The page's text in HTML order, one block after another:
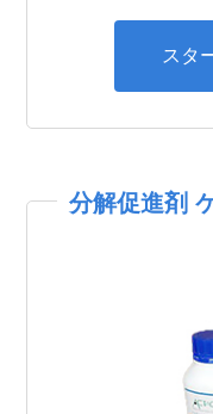
スタ
分解促進剤